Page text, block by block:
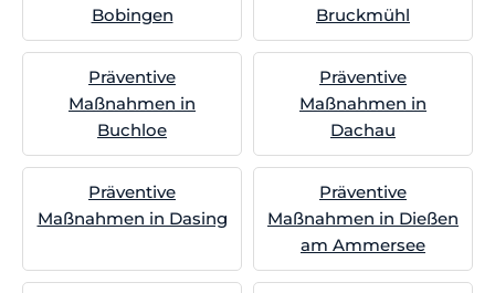
Bobingen
Bruckmühl
Präventive
Maßnahmen in
Buchloe
Präventive
Maßnahmen in
Dachau
Präventive
Maßnahmen in Dasing
Präventive
Maßnahmen in Dießen
am Ammersee